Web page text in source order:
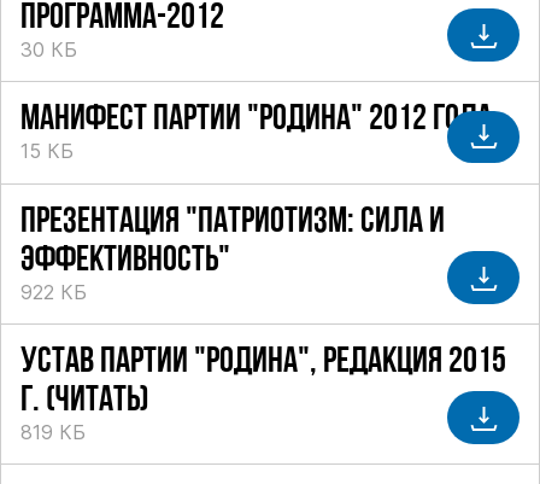
ПРОГРАММА-2012
30 КБ
МАНИФЕСТ ПАРТИИ "РОДИНА" 2012 ГОДА
15 КБ
ПРЕЗЕНТАЦИЯ "ПАТРИОТИЗМ: СИЛА И
ЭФФЕКТИВНОСТЬ"
922 КБ
УСТАВ ПАРТИИ "РОДИНА", РЕДАКЦИЯ 2015
Г. (ЧИТАТЬ)
819 КБ